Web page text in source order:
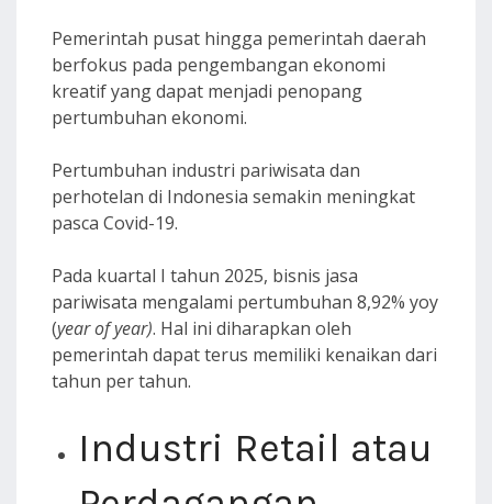
Pemerintah pusat hingga pemerintah daerah
berfokus pada pengembangan ekonomi
kreatif yang dapat menjadi penopang
pertumbuhan ekonomi.
Pertumbuhan industri pariwisata dan
perhotelan di Indonesia semakin meningkat
pasca Covid-19.
Pada kuartal I tahun 2025, bisnis jasa
pariwisata mengalami pertumbuhan 8,92% yoy
(year of year). Hal ini diharapkan oleh
pemerintah dapat terus memiliki kenaikan dari
tahun per tahun.
Industri Retail atau